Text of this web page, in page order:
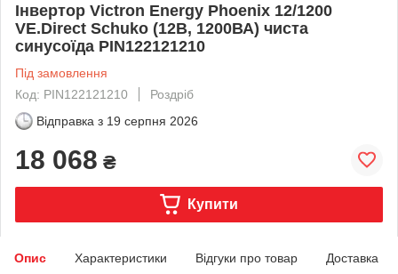
Інвертор Victron Energy Phoenix 12/1200
VE.Direct Schuko (12В, 1200ВА) чиста
синусоїда PIN122121210
Під замовлення
Код: PIN122121210
Роздріб
Відправка з 19 серпня 2026
18 068 ₴
Купити
Опис Характеристики Відгуки про товар Доставка